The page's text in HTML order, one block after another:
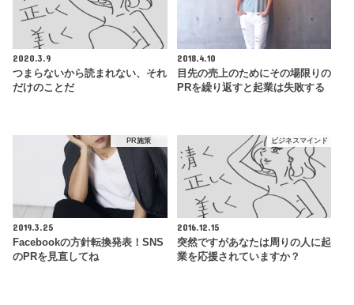
2020.3.9
つまらないから読まれない、それ
だけのことだ
2018.4.10
目先の売上のためにその場限りの
PRを繰り返すと起業は失敗する
PR施策
2019.3.25
Facebookの方針転換発表！SNS
のPRを見直してね
ビジネスマインド
2016.12.15
突然ですがあなたは周りの人に起
業を応援されていますか？